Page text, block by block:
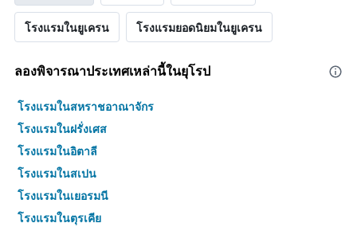
โรงแรมในยูเครน โรงแรมยอดนิยมในยูเครน
ลองพิจารณาประเทศเหล่านี้ในยุโรป
โรงแรมในสหราชอาณาจักร
โรงแรมในฝรั่งเศส
โรงแรมในอิตาลี
โรงแรมในสเปน
โรงแรมในเยอรมนี
โรงแรมในตุรเคีย